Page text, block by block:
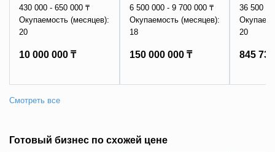
430 000 - 650 000 ₸
Окупаемость (месяцев):
20
10 000 000 ₸
6 500 000 - 9 700 000 ₸
Окупаемость (месяцев):
18
150 000 000 ₸
36 500
20
845
Готовый бизнес по схожей цене